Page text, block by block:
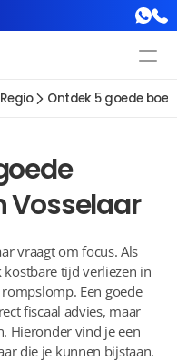
Ontdek 5 goede
Vosselaar
vraagt om focus. Als
tijd verliezen in
Een goede
fiscaal advies, maar
Hieronder vind je een
die je kunnen bijstaan.